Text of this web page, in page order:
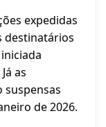
expedidas
destinatários
as
suspensas
de 2026.